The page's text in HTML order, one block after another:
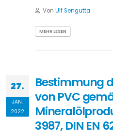
Von Ulf Sengutta
MEHR LESEN
27.
JAN.
2022
Bestimmung
von PVC
3987, DIN EN